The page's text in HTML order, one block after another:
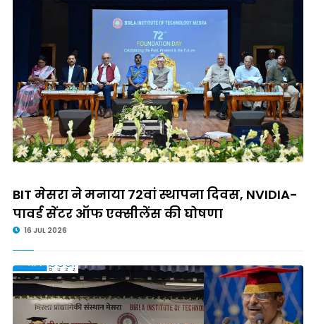
BIT मेसरा ने मनाया 72वां स्थापना दिवस, NVIDIA-
पावर्ड सेंटर ऑफ एक्सीलेंस की घोषणा
16 JUL 2026